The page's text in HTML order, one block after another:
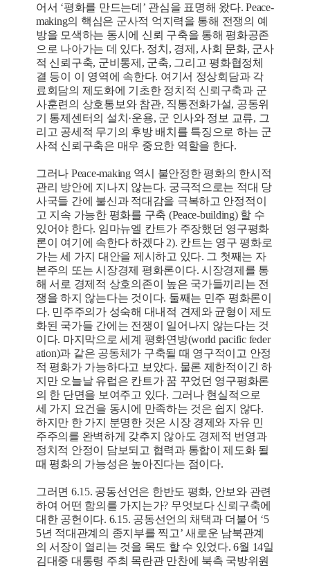
어서 ‘평화를 만드는데’ 관심을 표명해 왔다. Peace-
making의 핵심은 군사적 억지력을 통해 전쟁의 예
방을 모색하는 동시에 신뢰 구축을 통해 평화공존
으로 나아가는 데 있다. 정치, 경제, 사회 문화, 군사
적 신뢰구축, 군비통제, 군축, 그리고 평화협정체
결 등이 이 영역에 속한다. 여기서 정상회담과 각
료회담의 제도화에 기초한 정치적 신뢰구축과 군
사훈련의 상호통보와 참관, 직통전화가설, 공동위
기 통제센터의 설치·운용, 군 인사와 정보 교류, 그
리고 공세적 무기의 후방 배치를 특징으로 하는 군
사적 신뢰구축은 매우 중요한 역할을 한다.
그러나 Peace-making 역시 불안정한 평화의 한시적
관리 방안에 지나지 않는다. 궁극적으로는 적대 당
사국들 간에 불신과 적대감을 극복하고 안정적이
고 지속 가능한 평화를 구축 (Peace-building) 할 수
있어야 한다. 임마뉴엘 칸트가 주장했던 영구평화
론이 여기에 속한다 하겠다 2). 칸트는 영구 평화로
가는 세 가지 대안을 제시하고 있다. 그 첫째는 자
본주의 또는 시장경제 평화론이다. 시장경제를 통
해 서로 경제적 상호의존이 높은 국가들끼리는 전
쟁을 하지 않는다는 것이다. 둘째는 민주 평화론이
다. 민주주의가 성숙해 대내적 견제와 균형이 제도
화된 국가들 간에는 전쟁이 일어나지 않는다는 것
이다. 마지막으로 세계 평화연방(world pacific feder
ation)과 같은 공동체가 구축될 때 영구적이고 안정
적 평화가 가능하다고 보았다. 물론 제한적이긴 하
지만 오늘날 유럽은 칸트가 꿈 꾸었던 영구평화론
의 한 단면을 보여주고 있다. 그러나 현실적으로
세 가지 요건을 동시에 만족하는 것은 쉽지 않다.
하지만 한 가지 분명한 것은 시장 경제와 자유 민
주주의를 완벽하게 갖추지 않아도 경제적 번영과
정치적 안정이 담보되고 협력과 통합이 제도화 될
때 평화의 가능성은 높아진다는 점이다.
그러면 6.15. 공동선언은 한반도 평화, 안보와 관련
하여 어떤 함의를 가지는가? 무엇보다 신뢰구축에
대한 공헌이다. 6.15. 공동선언의 채택과 더불어 ‘5
5년 적대관계의 종지부를 찍고’ 새로운 남북관계
의 서장이 열리는 것을 목도 할 수 있었다. 6월 14일
김대중 대통령 주최 목란관 만찬에 북측 국방위원